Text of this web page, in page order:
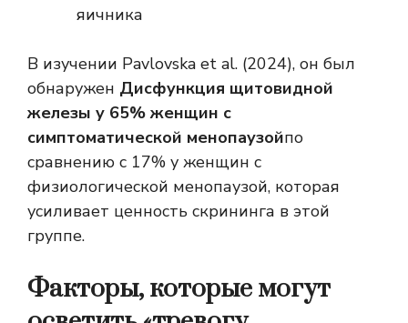
яичника
В изучении Pavlovska et al. (2024), он был
обнаружен Дисфункция щитовидной
железы у 65% женщин с
симптоматической менопаузойпо
сравнению с 17% у женщин с
физиологической менопаузой, которая
усиливает ценность скрининга в этой
группе.
Факторы, которые могут